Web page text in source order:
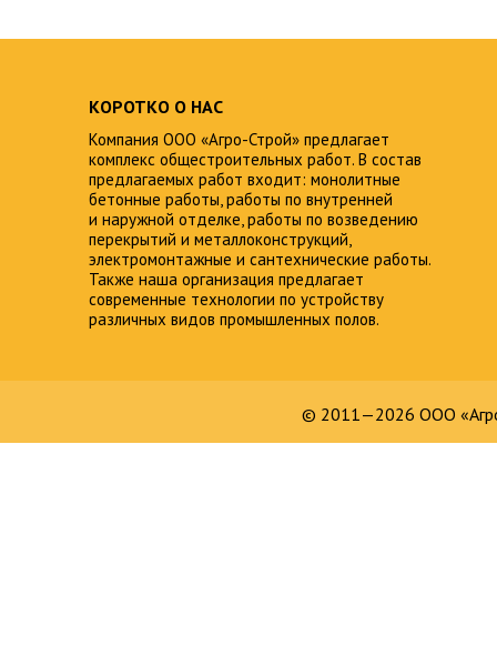
КОРОТКО О НАС
Компания ООО «Агро-Строй» предлагает
комплекс общестроительных работ. В состав
предлагаемых работ входит: монолитные
бетонные работы, работы по внутренней
и наружной отделке, работы по возведению
перекрытий и металлоконструкций,
электромонтажные и сантехнические работы.
Также наша организация предлагает
современные технологии по устройству
различных видов промышленных полов.
© 2011—2026 ООО